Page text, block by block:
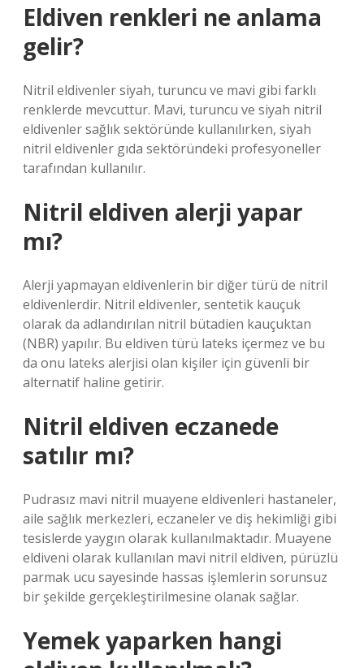
Eldiven renkleri ne anlama
gelir?
Nitril eldivenler siyah, turuncu ve mavi gibi farklı
renklerde mevcuttur. Mavi, turuncu ve siyah nitril
eldivenler sağlık sektöründe kullanılırken, siyah
nitril eldivenler gıda sektöründeki profesyoneller
tarafından kullanılır.
Nitril eldiven alerji yapar
mı?
Alerji yapmayan eldivenlerin bir diğer türü de nitril
eldivenlerdir. Nitril eldivenler, sentetik kauçuk
olarak da adlandırılan nitril bütadien kauçuktan
(NBR) yapılır. Bu eldiven türü lateks içermez ve bu
da onu lateks alerjisi olan kişiler için güvenli bir
alternatif haline getirir.
Nitril eldiven eczanede
satılır mı?
Pudrasız mavi nitril muayene eldivenleri hastaneler,
aile sağlık merkezleri, eczaneler ve diş hekimliği gibi
tesislerde yaygın olarak kullanılmaktadır. Muayene
eldiveni olarak kullanılan mavi nitril eldiven, pürüzlü
parmak ucu sayesinde hassas işlemlerin sorunsuz
bir şekilde gerçekleştirilmesine olanak sağlar.
Yemek yaparken hangi